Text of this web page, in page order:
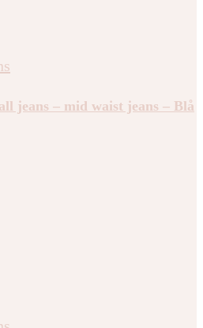
jeans – mid waist jeans – Blå